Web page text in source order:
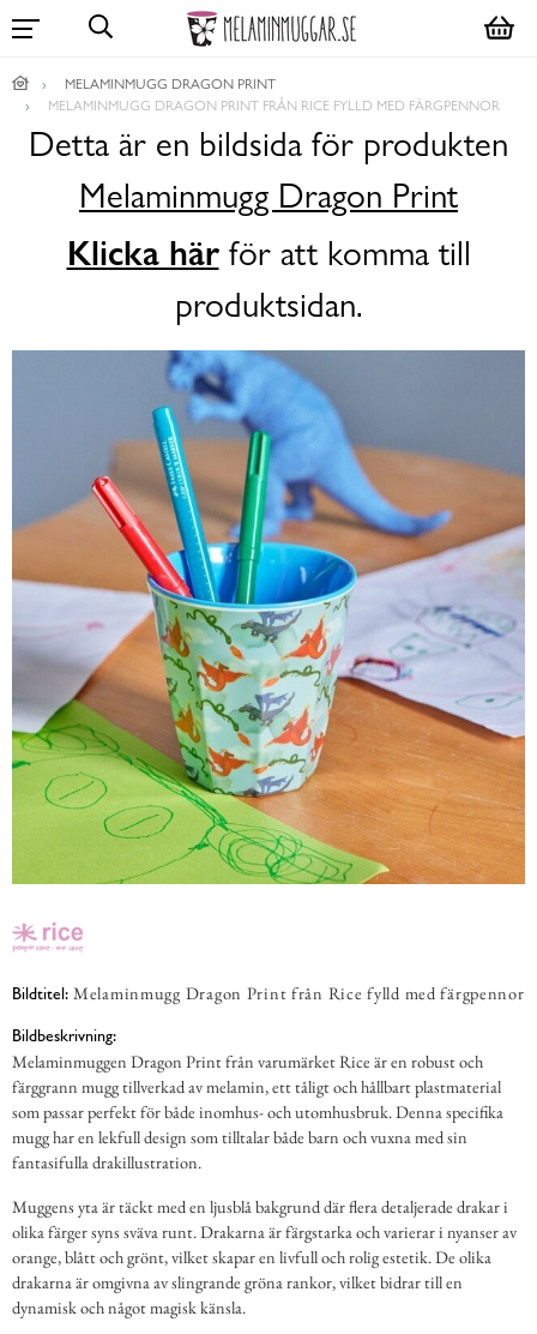
MELAMINMUGG DRAGON PRINT
MELAMINMUGG DRAGON PRINT FRÅN RICE FYLLD MED FÄRGPENNOR
Detta är en bildsida för produkten
Melaminmugg Dragon Print
Klicka härför att komma till
produktsidan.
Bildtitel: Melaminmugg Dragon Print från Rice fylld med färgpennor
Bildbeskrivning:
Melaminmuggen Dragon Print från varumärket Rice är en robust och
färggrann mugg tillverkad av melamin, ett tåligt och hållbart plastmaterial
som passar perfekt för både inomhus- och utomhusbruk. Denna specifika
mugg har en lekfull design som tilltalar både barn och vuxna med sin
fantasifulla drakillustration.
Muggens yta är täckt med en ljusblå bakgrund där flera detaljerade drakar i
olika färger syns sväva runt. Drakarna är färgstarka och varierar i nyanser av
orange, blått och grönt, vilket skapar en livfull och rolig estetik. De olika
drakarna är omgivna av slingrande gröna rankor, vilket bidrar till en
dynamisk och något magisk känsla.